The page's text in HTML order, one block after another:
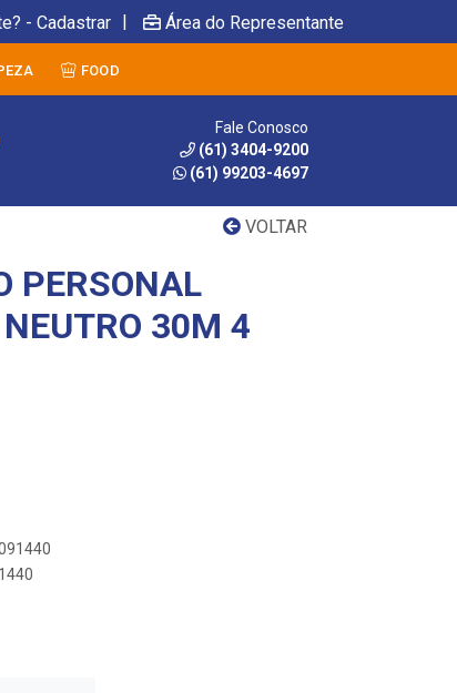
- Cadastrar | Área do Representante
FOOD
Fale Conosco
(61) 3404-9200
(61) 99203-4697
VOLTAR
PERSONAL
30M 4